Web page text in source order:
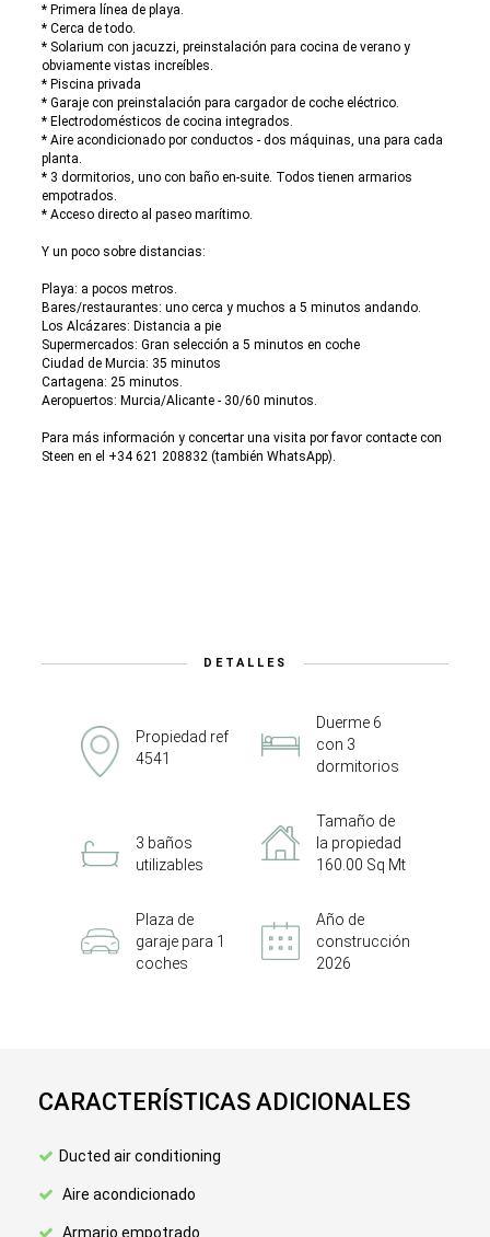
* Primera línea de playa.
* Cerca de todo.
* Solarium con jacuzzi, preinstalación para cocina de verano y
obviamente vistas increíbles.
* Piscina privada
* Garaje con preinstalación para cargador de coche eléctrico.
* Electrodomésticos de cocina integrados.
* Aire acondicionado por conductos - dos máquinas, una para cada
planta.
* 3 dormitorios, uno con baño en-suite. Todos tienen armarios
empotrados.
* Acceso directo al paseo marítimo.
Y un poco sobre distancias:
Playa: a pocos metros.
Bares/restaurantes: uno cerca y muchos a 5 minutos andando.
Los Alcázares: Distancia a pie
Supermercados: Gran selección a 5 minutos en coche
Ciudad de Murcia: 35 minutos
Cartagena: 25 minutos.
Aeropuertos: Murcia/Alicante - 30/60 minutos.
Para más información y concertar una visita por favor contacte con
Steen en el +34 621 208832 (también WhatsApp).
DETALLES
Propiedad ref
4541
Duerme 6
con 3
dormitorios
3 baños
utilizables
Tamaño de
la propiedad
160.00 Sq Mt
Plaza de
garaje para 1
coches
Año de
construcción
2026
CARACTERÍSTICAS ADICIONALES
Ducted air conditioning
Aire acondicionado
Armario empotrado